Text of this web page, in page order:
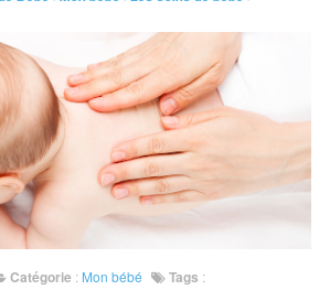
Catégorie : Mon bébé Tags :